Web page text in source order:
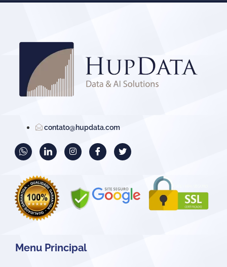
contato@hupdata.com
Menu Principal